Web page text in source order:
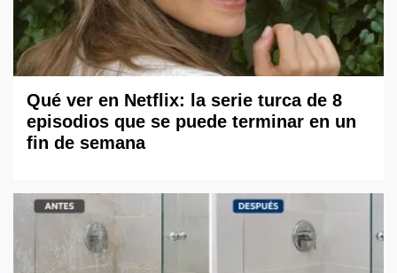
Qué ver en Netflix: la serie turca de 8
episodios que se puede terminar en un
fin de semana